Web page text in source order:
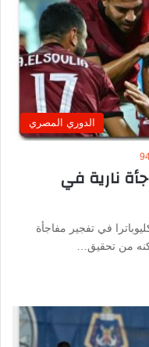
الدوري المصري
نارية في
في تفجير مفاجأة
من تحقيق…